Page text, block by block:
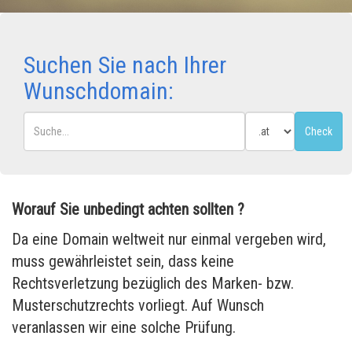
Suchen Sie nach Ihrer
Wunschdomain:
Worauf Sie unbedingt achten sollten ?
Da eine Domain weltweit nur einmal vergeben wird,
muss gewährleistet sein, dass keine
Rechtsverletzung bezüglich des Marken- bzw.
Musterschutzrechts vorliegt. Auf Wunsch
veranlassen wir eine solche Prüfung.